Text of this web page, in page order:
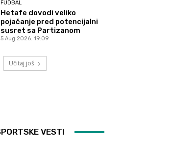
FUDBAL
Hetafe dovodi veliko
pojačanje pred potencijalni
susret sa Partizanom
5 Aug 2026. 19:09
Učitaj još